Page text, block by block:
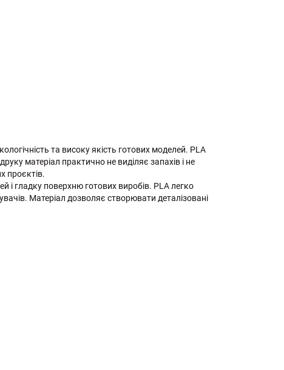
та високу якість готових моделей. PLA
матеріал практично не виділяє запахів і не
проєктів.
і гладку поверхню готових виробів. PLA легко
Матеріал дозволяє створювати деталізовані